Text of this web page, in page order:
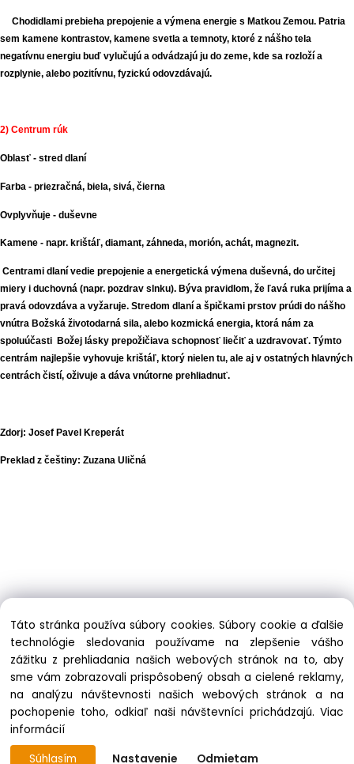
Chodidlami prebieha prepojenie a výmena energie s Matkou Zemou. Patria
sem kamene kontrastov, kamene svetla a temnoty, ktoré z nášho tela
negatívnu energiu buď vylučujú a odvádzajú ju do zeme, kde sa rozloží a
rozplynie, alebo pozitívnu, fyzickú odovzdávajú.
2) Centrum rúk
Oblasť - stred dlaní
Farba - priezračná, biela, sivá, čierna
Ovplyvňuje - duševne
Kamene - napr. krištáľ, diamant, záhneda, morión, achát, magnezit.
Centrami dlaní vedie prepojenie a energetická výmena duševná, do určitej
miery i duchovná (napr. pozdrav slnku). Býva pravidlom, že ľavá ruka prijíma a
pravá odovzdáva a vyžaruje. Stredom dlaní a špičkami prstov prúdi do nášho
vnútra Božská životodarná sila, alebo kozmická energia, ktorá nám za
spoluúčasti Božej lásky prepožičiava schopnosť liečiť a uzdravovať. Týmto
centrám najlepšie vyhovuje krištáľ, ktorý nielen tu, ale aj v ostatných hlavných
centrách čistí, oživuje a dáva vnútorne prehliadnuť.
Zdorj: Josef Pavel Kreperát
Preklad z češtiny: Zuzana Uličná
Táto stránka používa súbory cookies. Súbory cookie a ďalšie
technológie sledovania používame na zlepšenie vášho
zážitku z prehliadania našich webových stránok na to, aby
sme vám zobrazovali prispôsobený obsah a cielené reklamy,
na analýzu návštevnosti našich webových stránok a na
pochopenie toho, odkiaľ naši návštevníci prichádzajú.Viac
informácií
Súhlasím
Nastavenie Odmietam